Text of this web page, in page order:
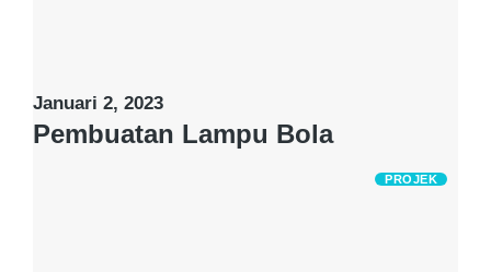
Januari 2, 2023
Pembuatan Lampu Bola
PROJEK